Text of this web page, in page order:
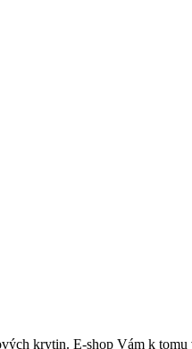
krytin. E-shop Vám k